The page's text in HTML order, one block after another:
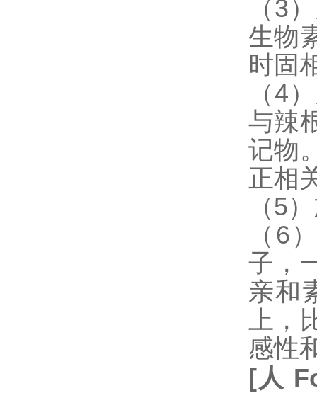
（3
生物
时固
（4
与辣
记物
正相
（5
（6
子，
亲和
上
感性
[人